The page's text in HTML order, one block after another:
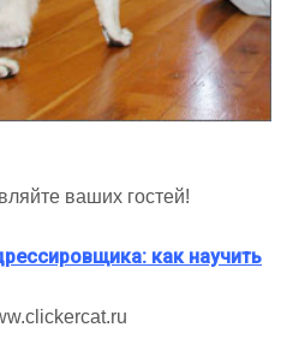
ваших гостей!
как научить